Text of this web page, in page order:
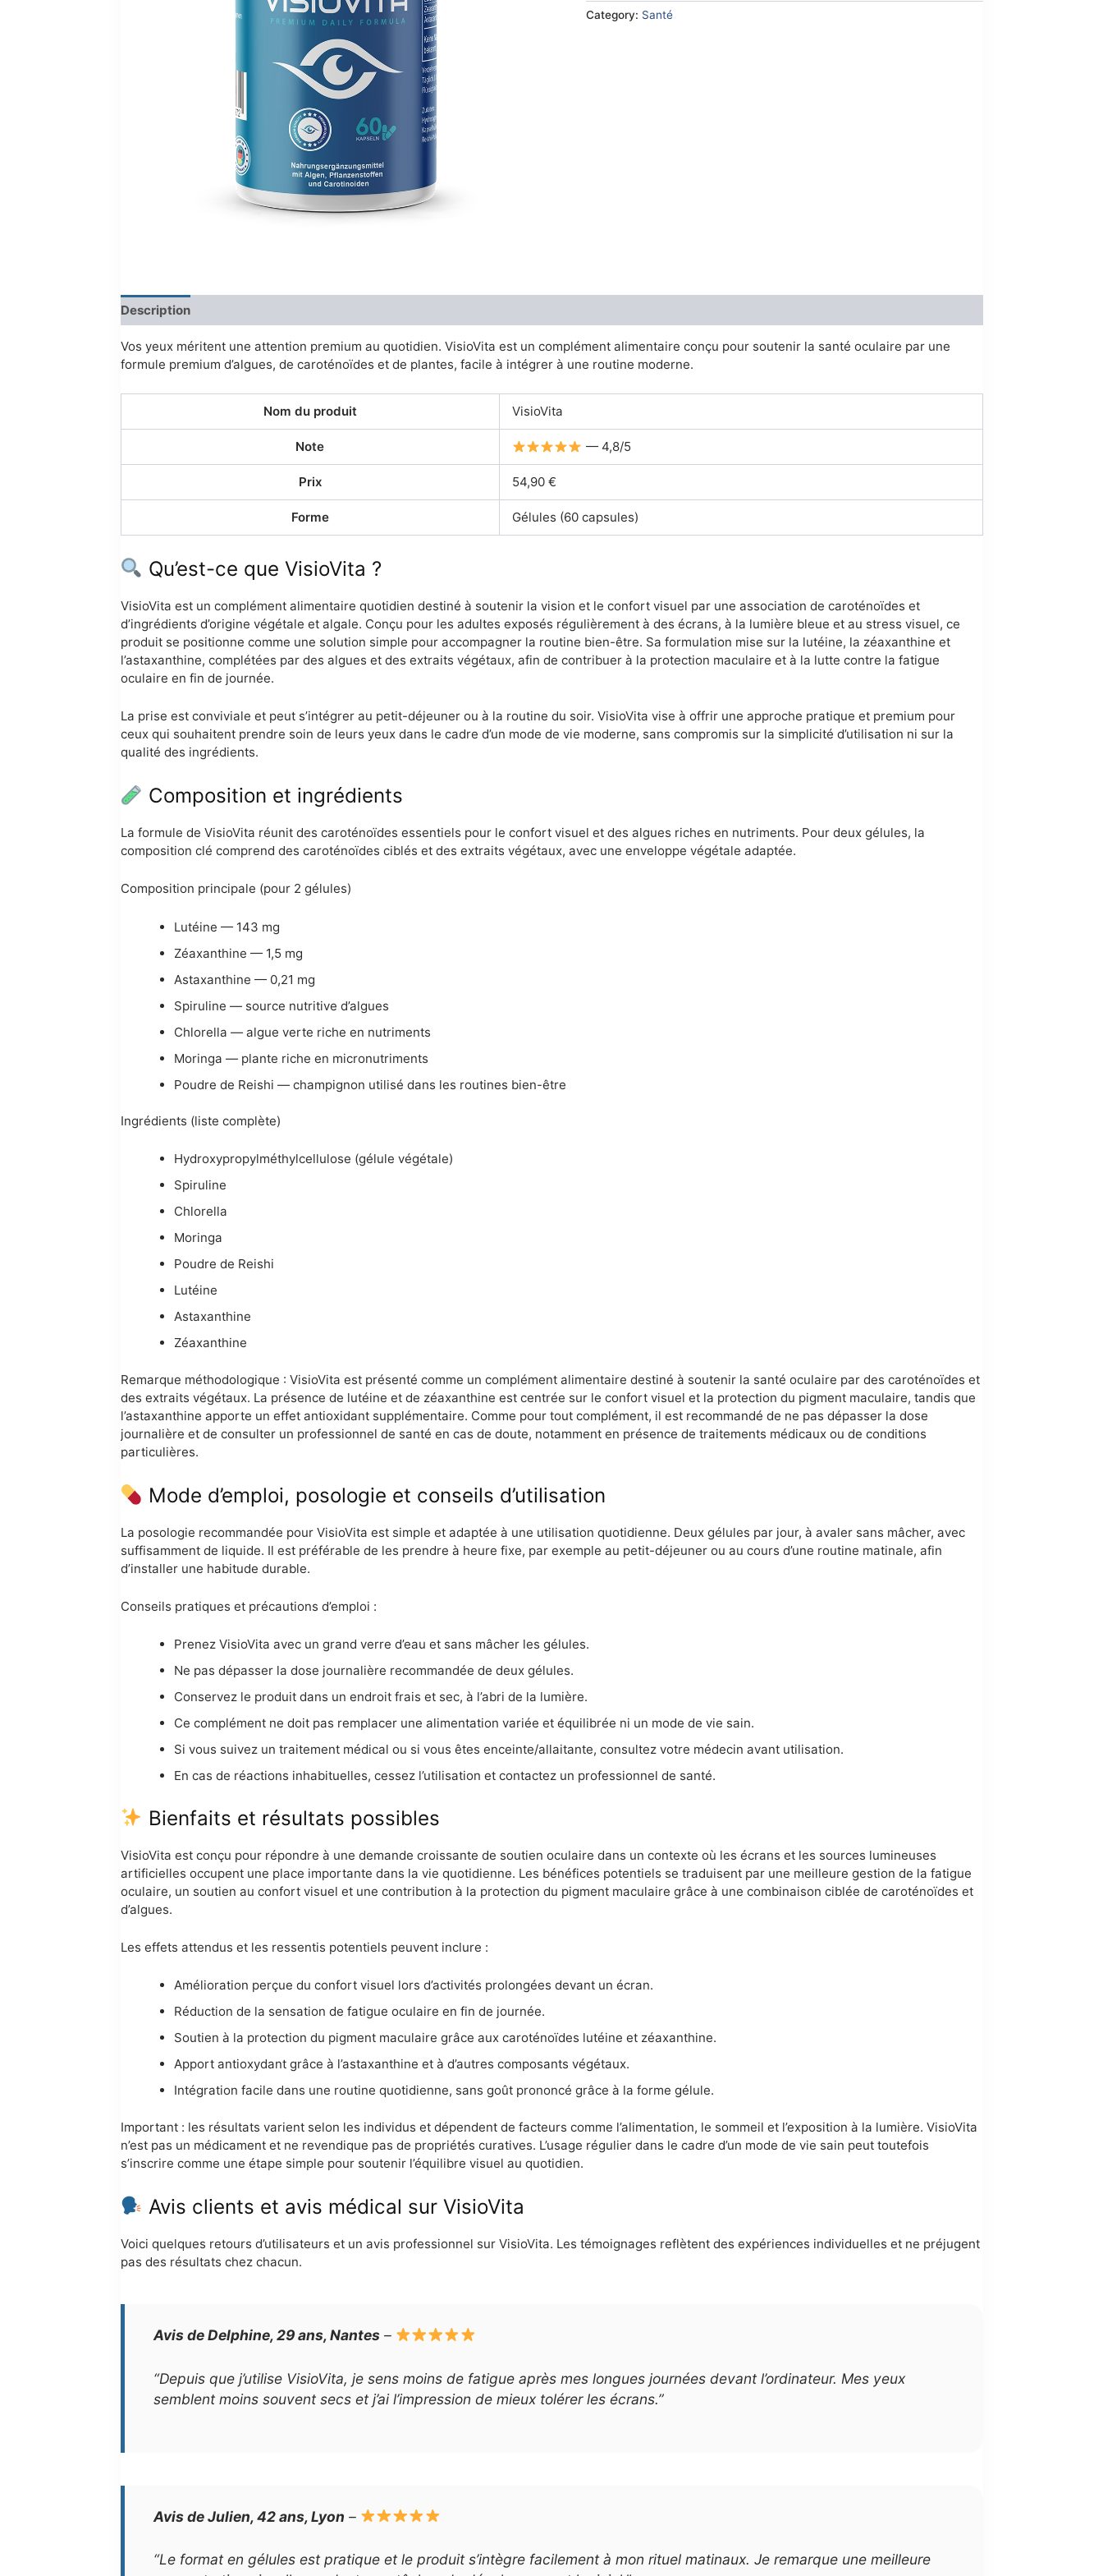
Category: Santé
Description
Vos yeux méritent une attention premium au quotidien. VisioVita est un complément alimentaire conçu pour soutenir la santé oculaire par une
formule premium d’algues, de caroténoïdes et de plantes, facile à intégrer à une routine moderne.
Nom du produit VisioVita
Note — 4,8/5
Prix 54,90 €
Forme Gélules (60 capsules)
Qu’est-ce que VisioVita ?
VisioVita est un complément alimentaire quotidien destiné à soutenir la vision et le confort visuel par une association de caroténoïdes et
d’ingrédients d’origine végétale et algale. Conçu pour les adultes exposés régulièrement à des écrans, à la lumière bleue et au stress visuel, ce
produit se positionne comme une solution simple pour accompagner la routine bien-être. Sa formulation mise sur la lutéine, la zéaxanthine et
l’astaxanthine, complétées par des algues et des extraits végétaux, afin de contribuer à la protection maculaire et à la lutte contre la fatigue
oculaire en fin de journée.
La prise est conviviale et peut s’intégrer au petit-déjeuner ou à la routine du soir. VisioVita vise à offrir une approche pratique et premium pour
ceux qui souhaitent prendre soin de leurs yeux dans le cadre d’un mode de vie moderne, sans compromis sur la simplicité d’utilisation ni sur la
qualité des ingrédients.
Composition et ingrédients
La formule de VisioVita réunit des caroténoïdes essentiels pour le confort visuel et des algues riches en nutriments. Pour deux gélules, la
composition clé comprend des caroténoïdes ciblés et des extraits végétaux, avec une enveloppe végétale adaptée.
Composition principale (pour 2 gélules)
Lutéine — 143 mg
Zéaxanthine — 1,5 mg
Astaxanthine — 0,21 mg
Spiruline — source nutritive d’algues
Chlorella — algue verte riche en nutriments
Moringa — plante riche en micronutriments
Poudre de Reishi — champignon utilisé dans les routines bien-être
Ingrédients (liste complète)
Hydroxypropylméthylcellulose (gélule végétale)
Spiruline
Chlorella
Moringa
Poudre de Reishi
Lutéine
Astaxanthine
Zéaxanthine
Remarque méthodologique : VisioVita est présenté comme un complément alimentaire destiné à soutenir la santé oculaire par des caroténoïdes et
des extraits végétaux. La présence de lutéine et de zéaxanthine est centrée sur le confort visuel et la protection du pigment maculaire, tandis que
l’astaxanthine apporte un effet antioxidant supplémentaire. Comme pour tout complément, il est recommandé de ne pas dépasser la dose
journalière et de consulter un professionnel de santé en cas de doute, notamment en présence de traitements médicaux ou de conditions
particulières.
Mode d’emploi, posologie et conseils d’utilisation
La posologie recommandée pour VisioVita est simple et adaptée à une utilisation quotidienne. Deux gélules par jour, à avaler sans mâcher, avec
suffisamment de liquide. Il est préférable de les prendre à heure fixe, par exemple au petit-déjeuner ou au cours d’une routine matinale, afin
d’installer une habitude durable.
Conseils pratiques et précautions d’emploi :
Prenez VisioVita avec un grand verre d’eau et sans mâcher les gélules.
Ne pas dépasser la dose journalière recommandée de deux gélules.
Conservez le produit dans un endroit frais et sec, à l’abri de la lumière.
Ce complément ne doit pas remplacer une alimentation variée et équilibrée ni un mode de vie sain.
Si vous suivez un traitement médical ou si vous êtes enceinte/allaitante, consultez votre médecin avant utilisation.
En cas de réactions inhabituelles, cessez l’utilisation et contactez un professionnel de santé.
Bienfaits et résultats possibles
VisioVita est conçu pour répondre à une demande croissante de soutien oculaire dans un contexte où les écrans et les sources lumineuses
artificielles occupent une place importante dans la vie quotidienne. Les bénéfices potentiels se traduisent par une meilleure gestion de la fatigue
oculaire, un soutien au confort visuel et une contribution à la protection du pigment maculaire grâce à une combinaison ciblée de caroténoïdes et
d’algues.
Les effets attendus et les ressentis potentiels peuvent inclure :
Amélioration perçue du confort visuel lors d’activités prolongées devant un écran.
Réduction de la sensation de fatigue oculaire en fin de journée.
Soutien à la protection du pigment maculaire grâce aux caroténoïdes lutéine et zéaxanthine.
Apport antioxydant grâce à l’astaxanthine et à d’autres composants végétaux.
Intégration facile dans une routine quotidienne, sans goût prononcé grâce à la forme gélule.
Important : les résultats varient selon les individus et dépendent de facteurs comme l’alimentation, le sommeil et l’exposition à la lumière. VisioVita
n’est pas un médicament et ne revendique pas de propriétés curatives. L’usage régulier dans le cadre d’un mode de vie sain peut toutefois
s’inscrire comme une étape simple pour soutenir l’équilibre visuel au quotidien.
Avis clients et avis médical sur VisioVita
Voici quelques retours d’utilisateurs et un avis professionnel sur VisioVita. Les témoignages reflètent des expériences individuelles et ne préjugent
pas des résultats chez chacun.
Avis de Delphine, 29 ans, Nantes–
“Depuis que j’utilise VisioVita, je sens moins de fatigue après mes longues journées devant l’ordinateur. Mes yeux
semblent moins souvent secs et j’ai l’impression de mieux tolérer les écrans.”
Avis de Julien, 42 ans, Lyon –
“Le format en gélules est pratique et le produit s’intègre facilement à mon rituel matinaux. Je remarque une meilleure